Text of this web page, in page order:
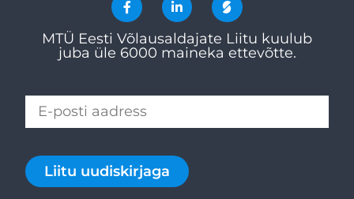
MTÜ Eesti Võlausaldajate Liitu kuulub
juba üle 6000 maineka ettevõtte.
Liitu uudiskirjaga